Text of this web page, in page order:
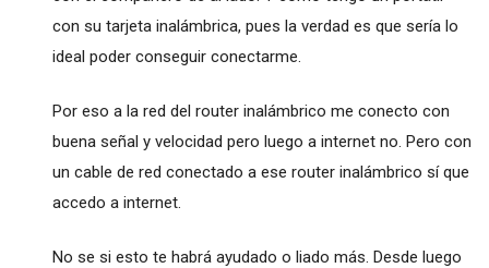
con su tarjeta inalámbrica, pues la verdad es que sería lo
ideal poder conseguir conectarme.
Por eso a la red del router inalámbrico me conecto con
buena señal y velocidad pero luego a internet no. Pero con
un cable de red conectado a ese router inalámbrico sí que
accedo a internet.
No se si esto te habrá ayudado o liado más. Desde luego